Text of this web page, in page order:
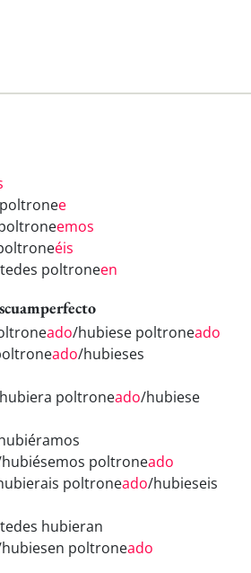
e
emos
éis
poltroneen
ado/hubiese poltroneado
ado/hubieses
poltroneado/hubiese
poltroneado
poltroneado/hubieseis
hubieran
poltroneado